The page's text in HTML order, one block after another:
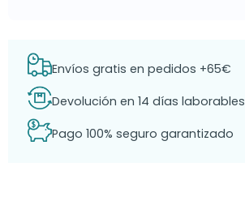
Envíos gratis en pedidos +65€
Devolución en 14 días laborables
Pago 100% seguro garantizado